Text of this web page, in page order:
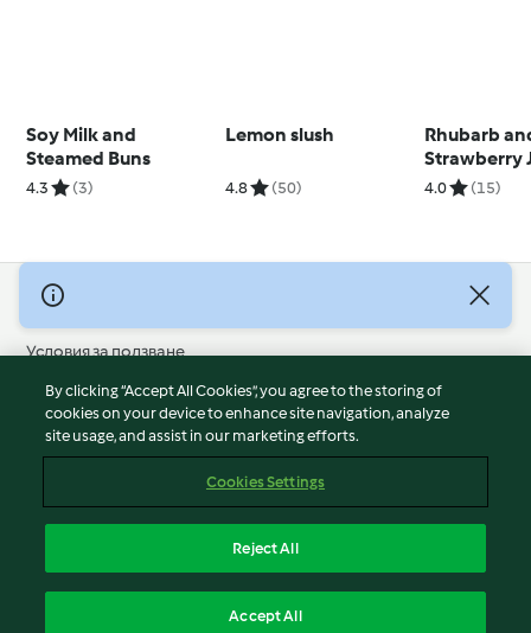
Soy Milk and
Steamed Buns
4.3 (3)
Lemon slush
4.8 (50)
Rhubarb
Strawberry
4.0 (15)
© Авторско право 2026
Условия за ползване
Политика за поверителност
Отказ от отговорност
Политика за поверителност
Докладвайте Съдържание
Декларация за достъпност
By clicking “Accept All Cookies”, you agree to the storing of
cookies on your device to enhance site navigation, analyze
site usage, and assist in our marketing efforts.
Cookies Settings
Reject All
Accept All